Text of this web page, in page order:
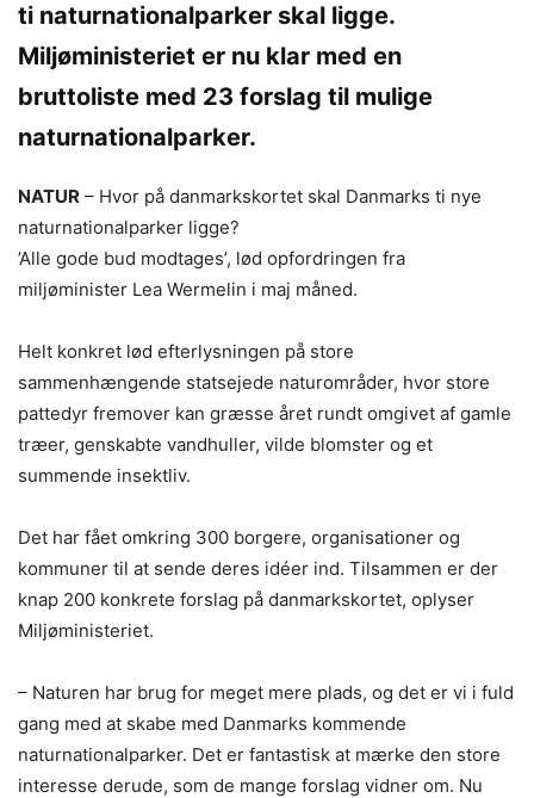
ti naturnationalparker skal ligge.
Miljøministeriet er nu klar med en
bruttoliste med 23 forslag til mulige
naturnationalparker.
NATUR – Hvor på danmarkskortet skal Danmarks ti nye
naturnationalparker ligge?
’Alle gode bud modtages’, lød opfordringen fra
miljøminister Lea Wermelin i maj måned.
Helt konkret lød efterlysningen på store
sammenhængende statsejede naturområder, hvor store
pattedyr fremover kan græsse året rundt omgivet af gamle
træer, genskabte vandhuller, vilde blomster og et
summende insektliv.
Det har fået omkring 300 borgere, organisationer og
kommuner til at sende deres idéer ind. Tilsammen er der
knap 200 konkrete forslag på danmarkskortet, oplyser
Miljøministeriet.
– Naturen har brug for meget mere plads, og det er vi i fuld
gang med at skabe med Danmarks kommende
naturnationalparker. Det er fantastisk at mærke den store
interesse derude, som de mange forslag vidner om. Nu